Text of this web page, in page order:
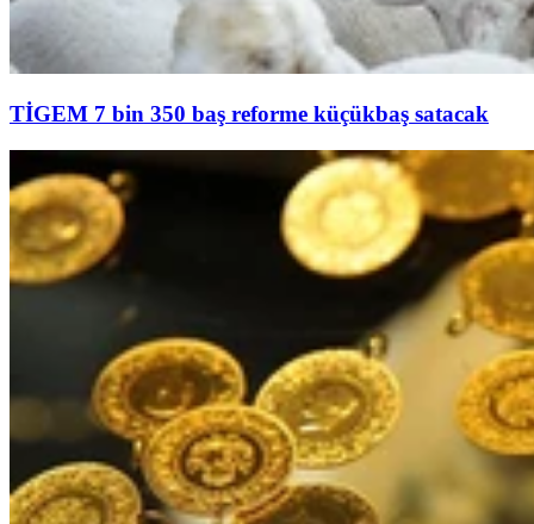
TİGEM 7 bin 350 baş reforme küçükbaş satacak